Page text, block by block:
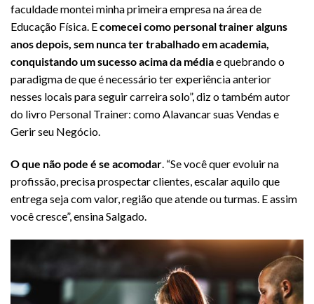
faculdade montei minha primeira empresa na área de
Educação Física. Ecomecei como personal trainer alguns
anos depois, sem nunca ter trabalhado em academia,
conquistando um sucesso acima da médiae quebrando o
paradigma de que é necessário ter experiência anterior
nesses locais para seguir carreira solo”, diz o também autor
do livro Personal Trainer: como Alavancar suas Vendas e
Gerir seu Negócio.
O que não pode é se acomodar. “Se você quer evoluir na
profissão, precisa prospectar clientes, escalar aquilo que
entrega seja com valor, região que atende ou turmas. E assim
você cresce”, ensina Salgado.